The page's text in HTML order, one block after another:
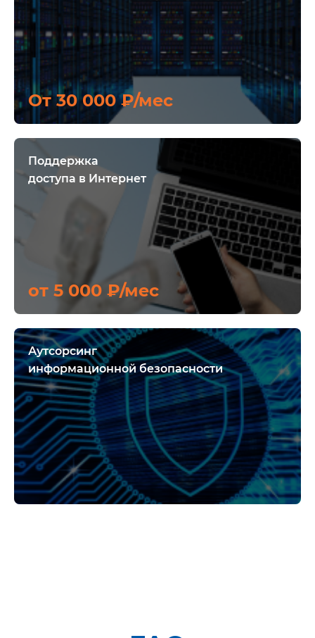
От 30 000 ₽/мес
Поддержка
доступа в Интернет
от 5 000 ₽/мес
Аутсорсинг
информационной безопасности